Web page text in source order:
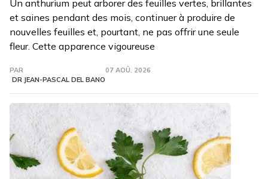
Un anthurium peut arborer des feuilles vertes, brillantes
et saines pendant des mois, continuer à produire de
nouvelles feuilles et, pourtant, ne pas offrir une seule
fleur. Cette apparence vigoureuse
PAR
DR JEAN-PASCAL DEL BANO
07 AOÛ. 2026